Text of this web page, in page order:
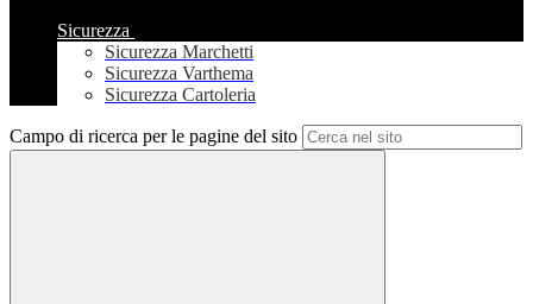
Sicurezza
Sicurezza Marchetti
Sicurezza Varthema
Sicurezza Cartoleria
Campo di ricerca per le pagine del sito